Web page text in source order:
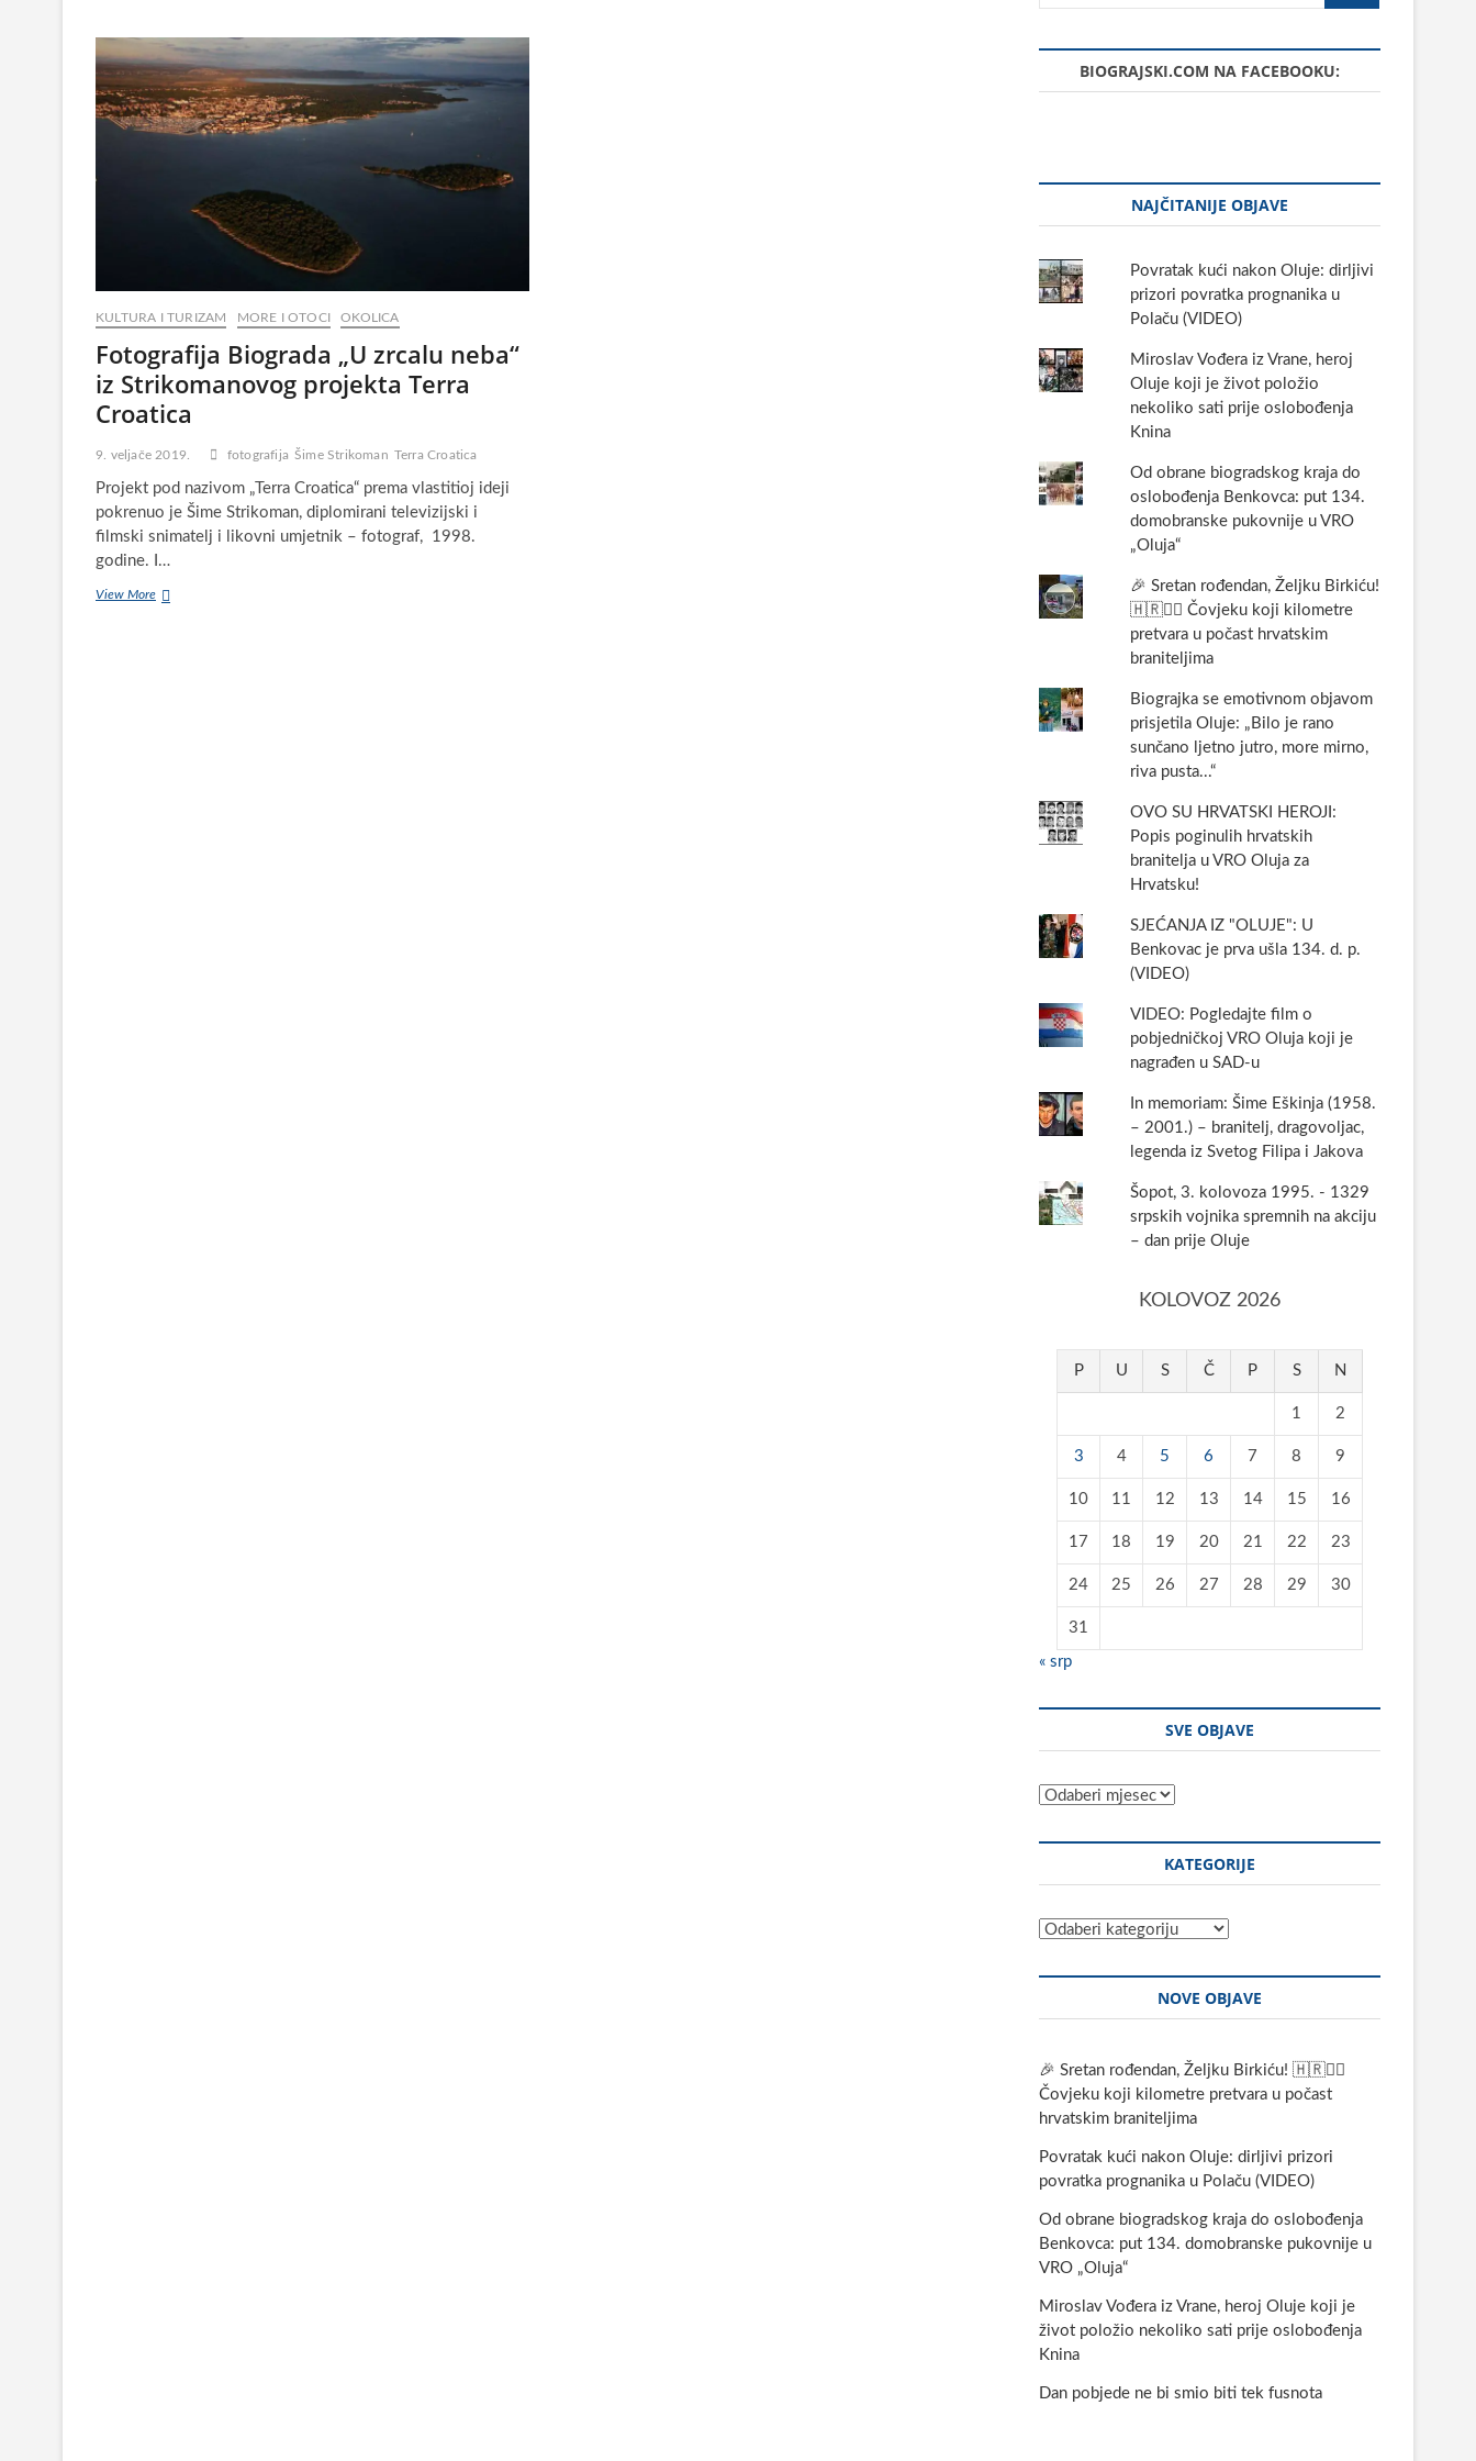
KULTURA I TURIZAM MORE I OTOCI OKOLICA
Fotografija Biograda „U zrcalu neba“
iz Strikomanovog projekta Terra
Croatica
9. veljače 2019. fotografija Šime Strikoman Terra Croatica
Projekt pod nazivom „Terra Croatica“ prema vlastitioj ideji
pokrenuo je Šime Strikoman, diplomirani televizijski i
filmski snimatelj i likovni umjetnik – fotograf, 1998.
godine. I…
View MoreFotografija
BIOGRAJSKI.COM NA FACEBOOKU:
NAJČITANIJE OBJAVE
Povratak kući nakon Oluje: dirljivi
prizori povratka prognanika u
Polaču (VIDEO)
Miroslav Vođera iz Vrane, heroj
Oluje koji je život položio
nekoliko sati prije oslobođenja
Knina
Od obrane biogradskog kraja do
oslobođenja Benkovca: put 134.
domobranske pukovnije u VRO
„Oluja“
🎉 Sretan rođendan, Željku Birkiću!
🇭🇷🏃‍♂️ Čovjeku koji kilometre
pretvara u počast hrvatskim
braniteljima
Biograjka se emotivnom objavom
prisjetila Oluje: „Bilo je rano
sunčano ljetno jutro, more mirno,
riva pusta...“
OVO SU HRVATSKI HEROJI:
Popis poginulih hrvatskih
branitelja u VRO Oluja za
Hrvatsku!
SJEĆANJA IZ "OLUJE": U
Benkovac je prva ušla 134. d. p.
(VIDEO)
VIDEO: Pogledajte film o
pobjedničkoj VRO Oluja koji je
nagrađen u SAD-u
In memoriam: Šime Eškinja (1958.
– 2001.) – branitelj, dragovoljac,
legenda iz Svetog Filipa i Jakova
Šopot, 3. kolovoza 1995. - 1329
srpskih vojnika spremnih na akciju
– dan prije Oluje
KOLOVOZ 2026
P U S Č P S N
1 2
3 4 5 6 7 8 9
10 11 12 13 14 15 16
17 18 19 20 21 22 23
24 25 26 27 28 29 30
31
« srp
SVE OBJAVE
Sve
KATEGORIJE
Kategorije
NOVE OBJAVE
🎉 Sretan rođendan, Željku Birkiću! 🇭🇷🏃‍♂️
Čovjeku koji kilometre pretvara u počast
hrvatskim braniteljima
Povratak kući nakon Oluje: dirljivi prizori
povratka prognanika u Polaču (VIDEO)
Od obrane biogradskog kraja do oslobođenja
Benkovca: put 134. domobranske pukovnije u
VRO „Oluja“
Miroslav Vođera iz Vrane, heroj Oluje koji je
život položio nekoliko sati prije oslobođenja
Knina
Dan pobjede ne bi smio biti tek fusnota